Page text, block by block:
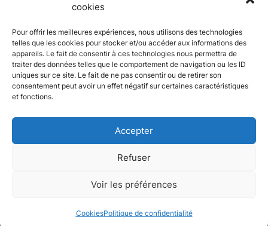
cookies
Pour offrir les meilleures expériences, nous utilisons des technologies
telles que les cookies pour stocker et/ou accéder aux informations des
appareils. Le fait de consentir à ces technologies nous permettra de
traiter des données telles que le comportement de navigation ou les ID
uniques sur ce site. Le fait de ne pas consentir ou de retirer son
consentement peut avoir un effet négatif sur certaines caractéristiques
et fonctions.
Accepter
Refuser
Voir les préférences
CookiesPolitique de confidentialité
Conception et réalisation :Plate